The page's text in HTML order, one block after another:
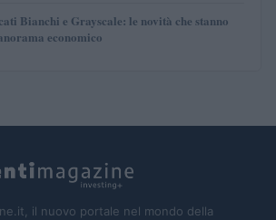
Bianchi e Grayscale: le novità che stanno
economico
il nuovo portale nel mondo della